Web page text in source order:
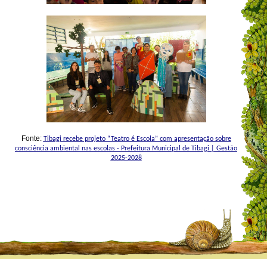
Fonte: Tibagi recebe projeto “Teatro é Escola” com apresentação sobre
consciência ambiental nas escolas - Prefeitura Municipal de Tibagi | Gestão
2025-2028